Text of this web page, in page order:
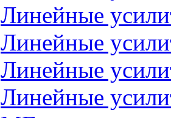
Линейные
Линейные
Линейные
Линейные